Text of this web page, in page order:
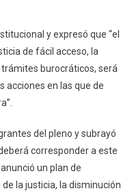
y expresó que “el
de fácil acceso, la
burocráticos, será
acciones en las que de
del pleno y subrayó
corresponder a este
un plan de
la justicia, la disminución